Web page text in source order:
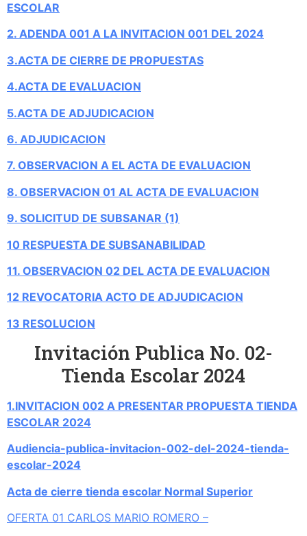
ESCOLAR
2. ADENDA 001 A LA INVITACION 001 DEL 2024
3.ACTA DE CIERRE DE PROPUESTAS
4.ACTA DE EVALUACION
5.ACTA DE ADJUDICACION
6. ADJUDICACION
7. OBSERVACION A EL ACTA DE EVALUACION
8. OBSERVACION 01 AL ACTA DE EVALUACION
9. SOLICITUD DE SUBSANAR (1)
10 RESPUESTA DE SUBSANABILIDAD
11. OBSERVACION 02 DEL ACTA DE EVALUACION
12 REVOCATORIA ACTO DE ADJUDICACION
13 RESOLUCION
Invitación Publica No. 02-
Tienda Escolar 2024
1.INVITACION 002 A PRESENTAR PROPUESTA TIENDA
ESCOLAR 2024
Audiencia-publica-invitacion-002-del-2024-tienda-
escolar-2024
Acta de cierre tienda escolar Normal Superior
OFERTA 01 CARLOS MARIO ROMERO –